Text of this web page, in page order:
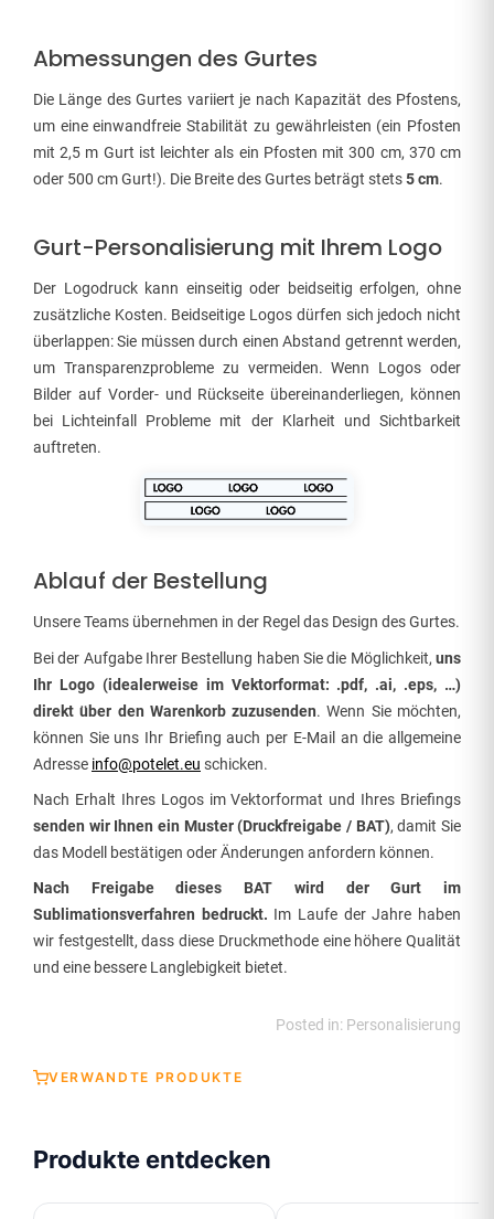
Abmessungen des Gurtes
Die Länge des Gurtes variiert je nach Kapazität des Pfostens,
um eine einwandfreie Stabilität zu gewährleisten (ein Pfosten
mit 2,5 m Gurt ist leichter als ein Pfosten mit 300 cm, 370 cm
oder 500 cm Gurt!). Die Breite des Gurtes beträgt stets5 cm.
Gurt-Personalisierung mit Ihrem Logo
Der Logodruck kann einseitig oder beidseitig erfolgen, ohne
zusätzliche Kosten. Beidseitige Logos dürfen sich jedoch nicht
überlappen: Sie müssen durch einen Abstand getrennt werden,
um Transparenzprobleme zu vermeiden. Wenn Logos oder
Bilder auf Vorder- und Rückseite übereinanderliegen, können
bei Lichteinfall Probleme mit der Klarheit und Sichtbarkeit
auftreten.
Ablauf der Bestellung
Unsere Teams übernehmen in der Regel das Design des Gurtes.
Bei der Aufgabe Ihrer Bestellung haben Sie die Möglichkeit, uns
Ihr Logo (idealerweise im Vektorformat: .pdf, .ai, .eps, …)
direkt über den Warenkorb zuzusenden. Wenn Sie möchten,
können Sie uns Ihr Briefing auch per E-Mail an die allgemeine
Adresse info@potelet.eu schicken.
Nach Erhalt Ihres Logos im Vektorformat und Ihres Briefings
senden wir Ihnen ein Muster (Druckfreigabe / BAT), damit Sie
das Modell bestätigen oder Änderungen anfordern können.
Nach Freigabe dieses BAT wird der Gurt im
Sublimationsverfahren bedruckt. Im Laufe der Jahre haben
wir festgestellt, dass diese Druckmethode eine höhere Qualität
und eine bessere Langlebigkeit bietet.
Posted in: Personalisierung
VERWANDTE PRODUKTE
Produkte entdecken